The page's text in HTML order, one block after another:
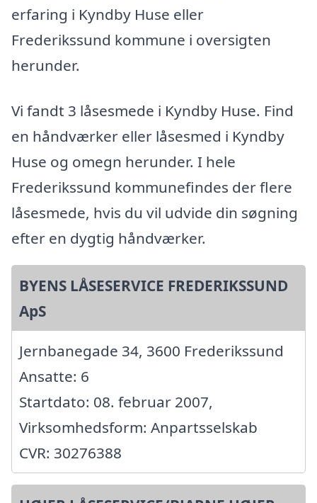
erfaring i Kyndby Huse eller
Frederikssund kommune i oversigten
herunder.
Vi fandt 3 låsesmede i Kyndby Huse. Find
en håndværker eller låsesmed i Kyndby
Huse og omegn herunder. I hele
Frederikssund kommunefindes der flere
låsesmede, hvis du vil udvide din søgning
efter en dygtig håndværker.
BYENS LÅSESERVICE FREDERIKSSUND
ApS
Jernbanegade 34, 3600 Frederikssund
Ansatte: 6
Startdato: 08. februar 2007,
Virksomhedsform: Anpartsselskab
CVR: 30276388